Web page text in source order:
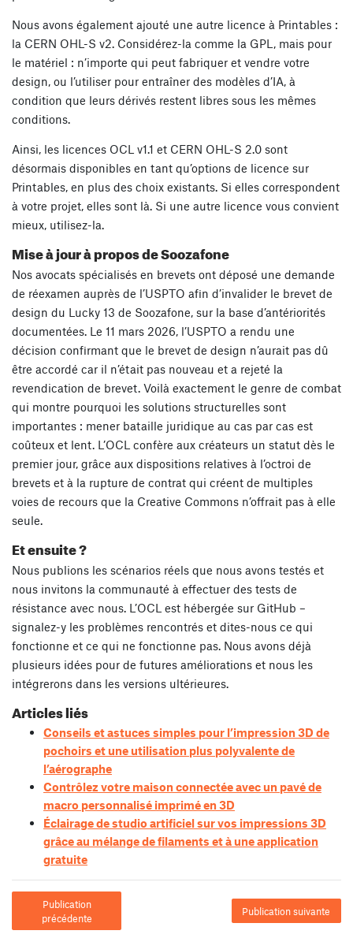
Nous avons également ajouté une autre licence à Printables :
la CERN OHL-S v2. Considérez-la comme la GPL, mais pour
le matériel : n’importe qui peut fabriquer et vendre votre
design, ou l’utiliser pour entraîner des modèles d’IA, à
condition que leurs dérivés restent libres sous les mêmes
conditions.
Ainsi, les licences OCL v1.1 et CERN OHL-S 2.0 sont
désormais disponibles en tant qu’options de licence sur
Printables, en plus des choix existants. Si elles correspondent
à votre projet, elles sont là. Si une autre licence vous convient
mieux, utilisez-la.
Mise à jour à propos de Soozafone
Nos avocats spécialisés en brevets ont déposé une demande
de réexamen auprès de l’USPTO afin d’invalider le brevet de
design du Lucky 13 de Soozafone, sur la base d’antériorités
documentées. Le 11 mars 2026, l’USPTO a rendu une
décision confirmant que le brevet de design n’aurait pas dû
être accordé car il n’était pas nouveau et a rejeté la
revendication de brevet. Voilà exactement le genre de combat
qui montre pourquoi les solutions structurelles sont
importantes : mener bataille juridique au cas par cas est
coûteux et lent. L’OCL confère aux créateurs un statut dès le
premier jour, grâce aux dispositions relatives à l’octroi de
brevets et à la rupture de contrat qui créent de multiples
voies de recours que la Creative Commons n’offrait pas à elle
seule.
Et ensuite ?
Nous publions les scénarios réels que nous avons testés et
nous invitons la communauté à effectuer des tests de
résistance avec nous. L’OCL est hébergée sur GitHub –
signalez-y les problèmes rencontrés et dites-nous ce qui
fonctionne et ce qui ne fonctionne pas. Nous avons déjà
plusieurs idées pour de futures améliorations et nous les
intégrerons dans les versions ultérieures.
Articles liés
Conseils et astuces simples pour l’impression 3D de
pochoirs et une utilisation plus polyvalente de
l’aérographe
Contrôlez votre maison connectée avec un pavé de
macro personnalisé imprimé en 3D
Éclairage de studio artificiel sur vos impressions 3D
grâce au mélange de filaments et à une application
gratuite
Publication
précédente
Publication suivante